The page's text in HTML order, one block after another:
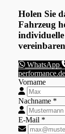
Holen Sie
Fahrzeug
WhatsApp
performance.de
Vorname
Nachname *
E-Mail *